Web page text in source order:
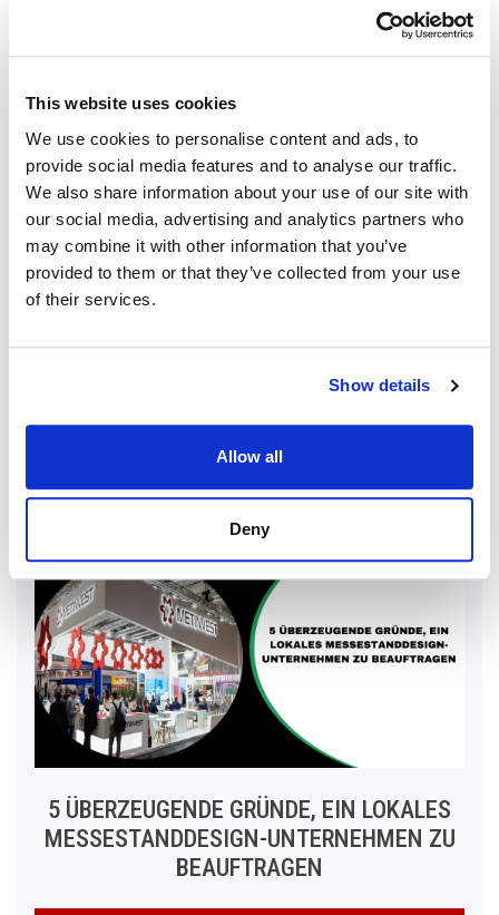
This website uses cookies
We use cookies to personalise content and ads, to
provide social media features and to analyse our traffic.
We also share information about your use of our site with
our social media, advertising and analytics partners who
may combine it with other information that you’ve
provided to them or that they’ve collected from your use
of their services.
Show details
Allow all
Deny
Exhibition Name*
Event City*
Booth Size
Message
5 ÜBERZEUGENDE GRÜNDE, EIN LOKALES
MESSESTANDDESIGN-UNTERNEHMEN ZU
BEAUFTRAGEN